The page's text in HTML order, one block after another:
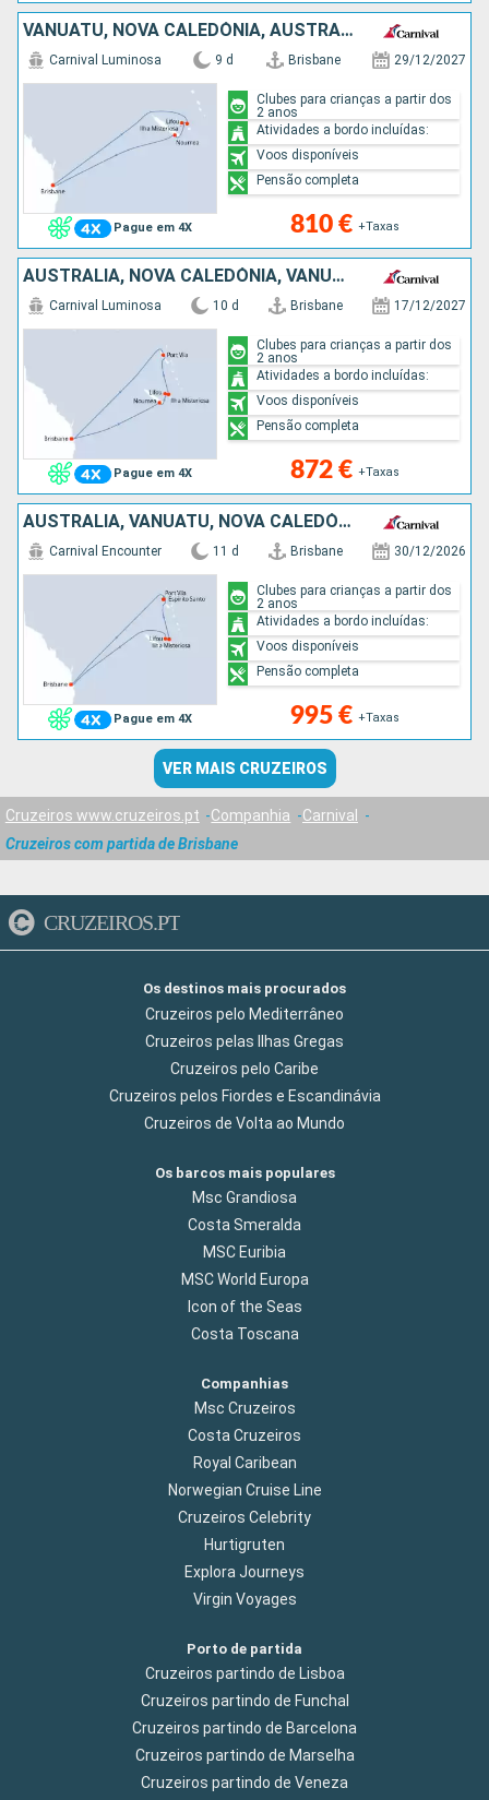
VANUATU, NOVA CALEDÓNIA, AUSTRALIA
Pague em 4X
Carnival Luminosa 9 d Brisbane 29/12/2027
810 € +Taxas
Clubes para crianças a partir dos
2 anos
Atividades a bordo incluídas:
Voos disponíveis
Pensão completa
AUSTRALIA, NOVA CALEDÓNIA, VANUATU
Pague em 4X
Carnival Luminosa 10 d Brisbane 17/12/2027
872 € +Taxas
Clubes para crianças a partir dos
2 anos
Atividades a bordo incluídas:
Voos disponíveis
Pensão completa
AUSTRALIA, VANUATU, NOVA CALEDÓNIA
Pague em 4X
Carnival Encounter 11 d Brisbane 30/12/2026
995 € +Taxas
Clubes para crianças a partir dos
2 anos
Atividades a bordo incluídas:
Voos disponíveis
Pensão completa
VER MAIS CRUZEIROS
Cruzeiros www.cruzeiros.pt Companhia
Carnival
Cruzeiros com partida de Brisbane
CRUZEIROS.PT
Os destinos mais procurados
Cruzeiros pelo Mediterrâneo
Cruzeiros pelas Ilhas Gregas
Cruzeiros pelo Caribe
Cruzeiros pelos Fiordes e Escandinávia
Cruzeiros de Volta ao Mundo
Os barcos mais populares
Msc Grandiosa
Costa Smeralda
MSC Euribia
MSC World Europa
Icon of the Seas
Costa Toscana
Companhias
Msc Cruzeiros
Costa Cruzeiros
Royal Caribean
Norwegian Cruise Line
Cruzeiros Celebrity
Hurtigruten
Explora Journeys
Virgin Voyages
Porto de partida
Cruzeiros partindo de Lisboa
Cruzeiros partindo de Funchal
Cruzeiros partindo de Barcelona
Cruzeiros partindo de Marselha
Cruzeiros partindo de Veneza